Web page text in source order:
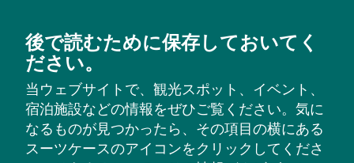
後で読むために保存しておいてく
ださい。
当ウェブサイトで、観光スポット、イベント、
宿泊施設などの情報をぜひご覧ください。気に
なるものが見つかったら、その項目の横にある
スーツケースのアイコンをクリックしてくださ